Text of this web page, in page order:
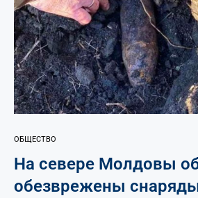
ОБЩЕСТВО
На севере Молдовы
обезврежены